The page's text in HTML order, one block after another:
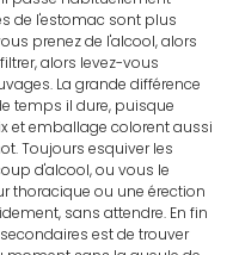
de l'estomac sont plus
prenez de l'alcool, alors
alors levez-vous
La grande différence
temps il dure, puisque
et emballage colorent aussi
Toujours esquiver les
d'alcool, ou vous le
thoracique ou une érection
sans attendre. En fin
est de trouver